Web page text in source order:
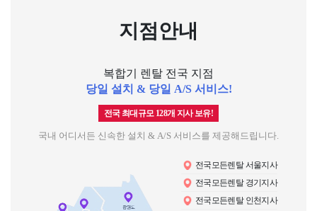
지점안내
복합기 렌탈 전국 지점
당일 설치 & 당일 A/S 서비스!
전국 최대규모 128개 지사 보유!
국내 어디서든 신속한 설치 & A/S 서비스를 제공해드립니다.
전국모든렌탈 서울지사
전국모든렌탈 경기지사
전국모든렌탈 인천지사